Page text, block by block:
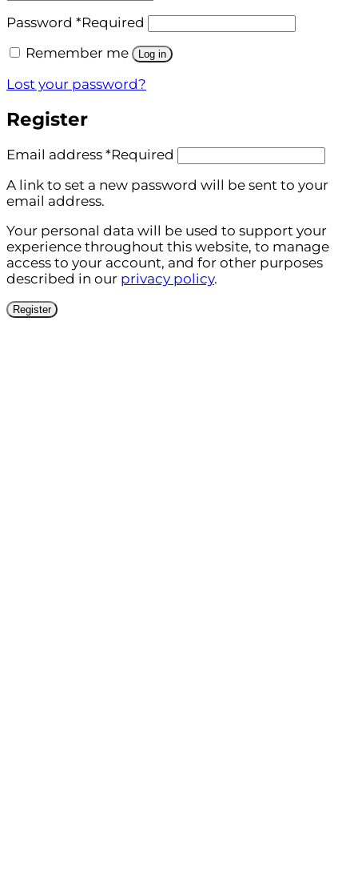
Password *Required
Remember me
Log in
Lost your password?
Register
Email address *Required
A link to set a new password will be sent to your
email address.
Your personal data will be used to support your
experience throughout this website, to manage
access to your account, and for other purposes
described in our privacy policy.
Register